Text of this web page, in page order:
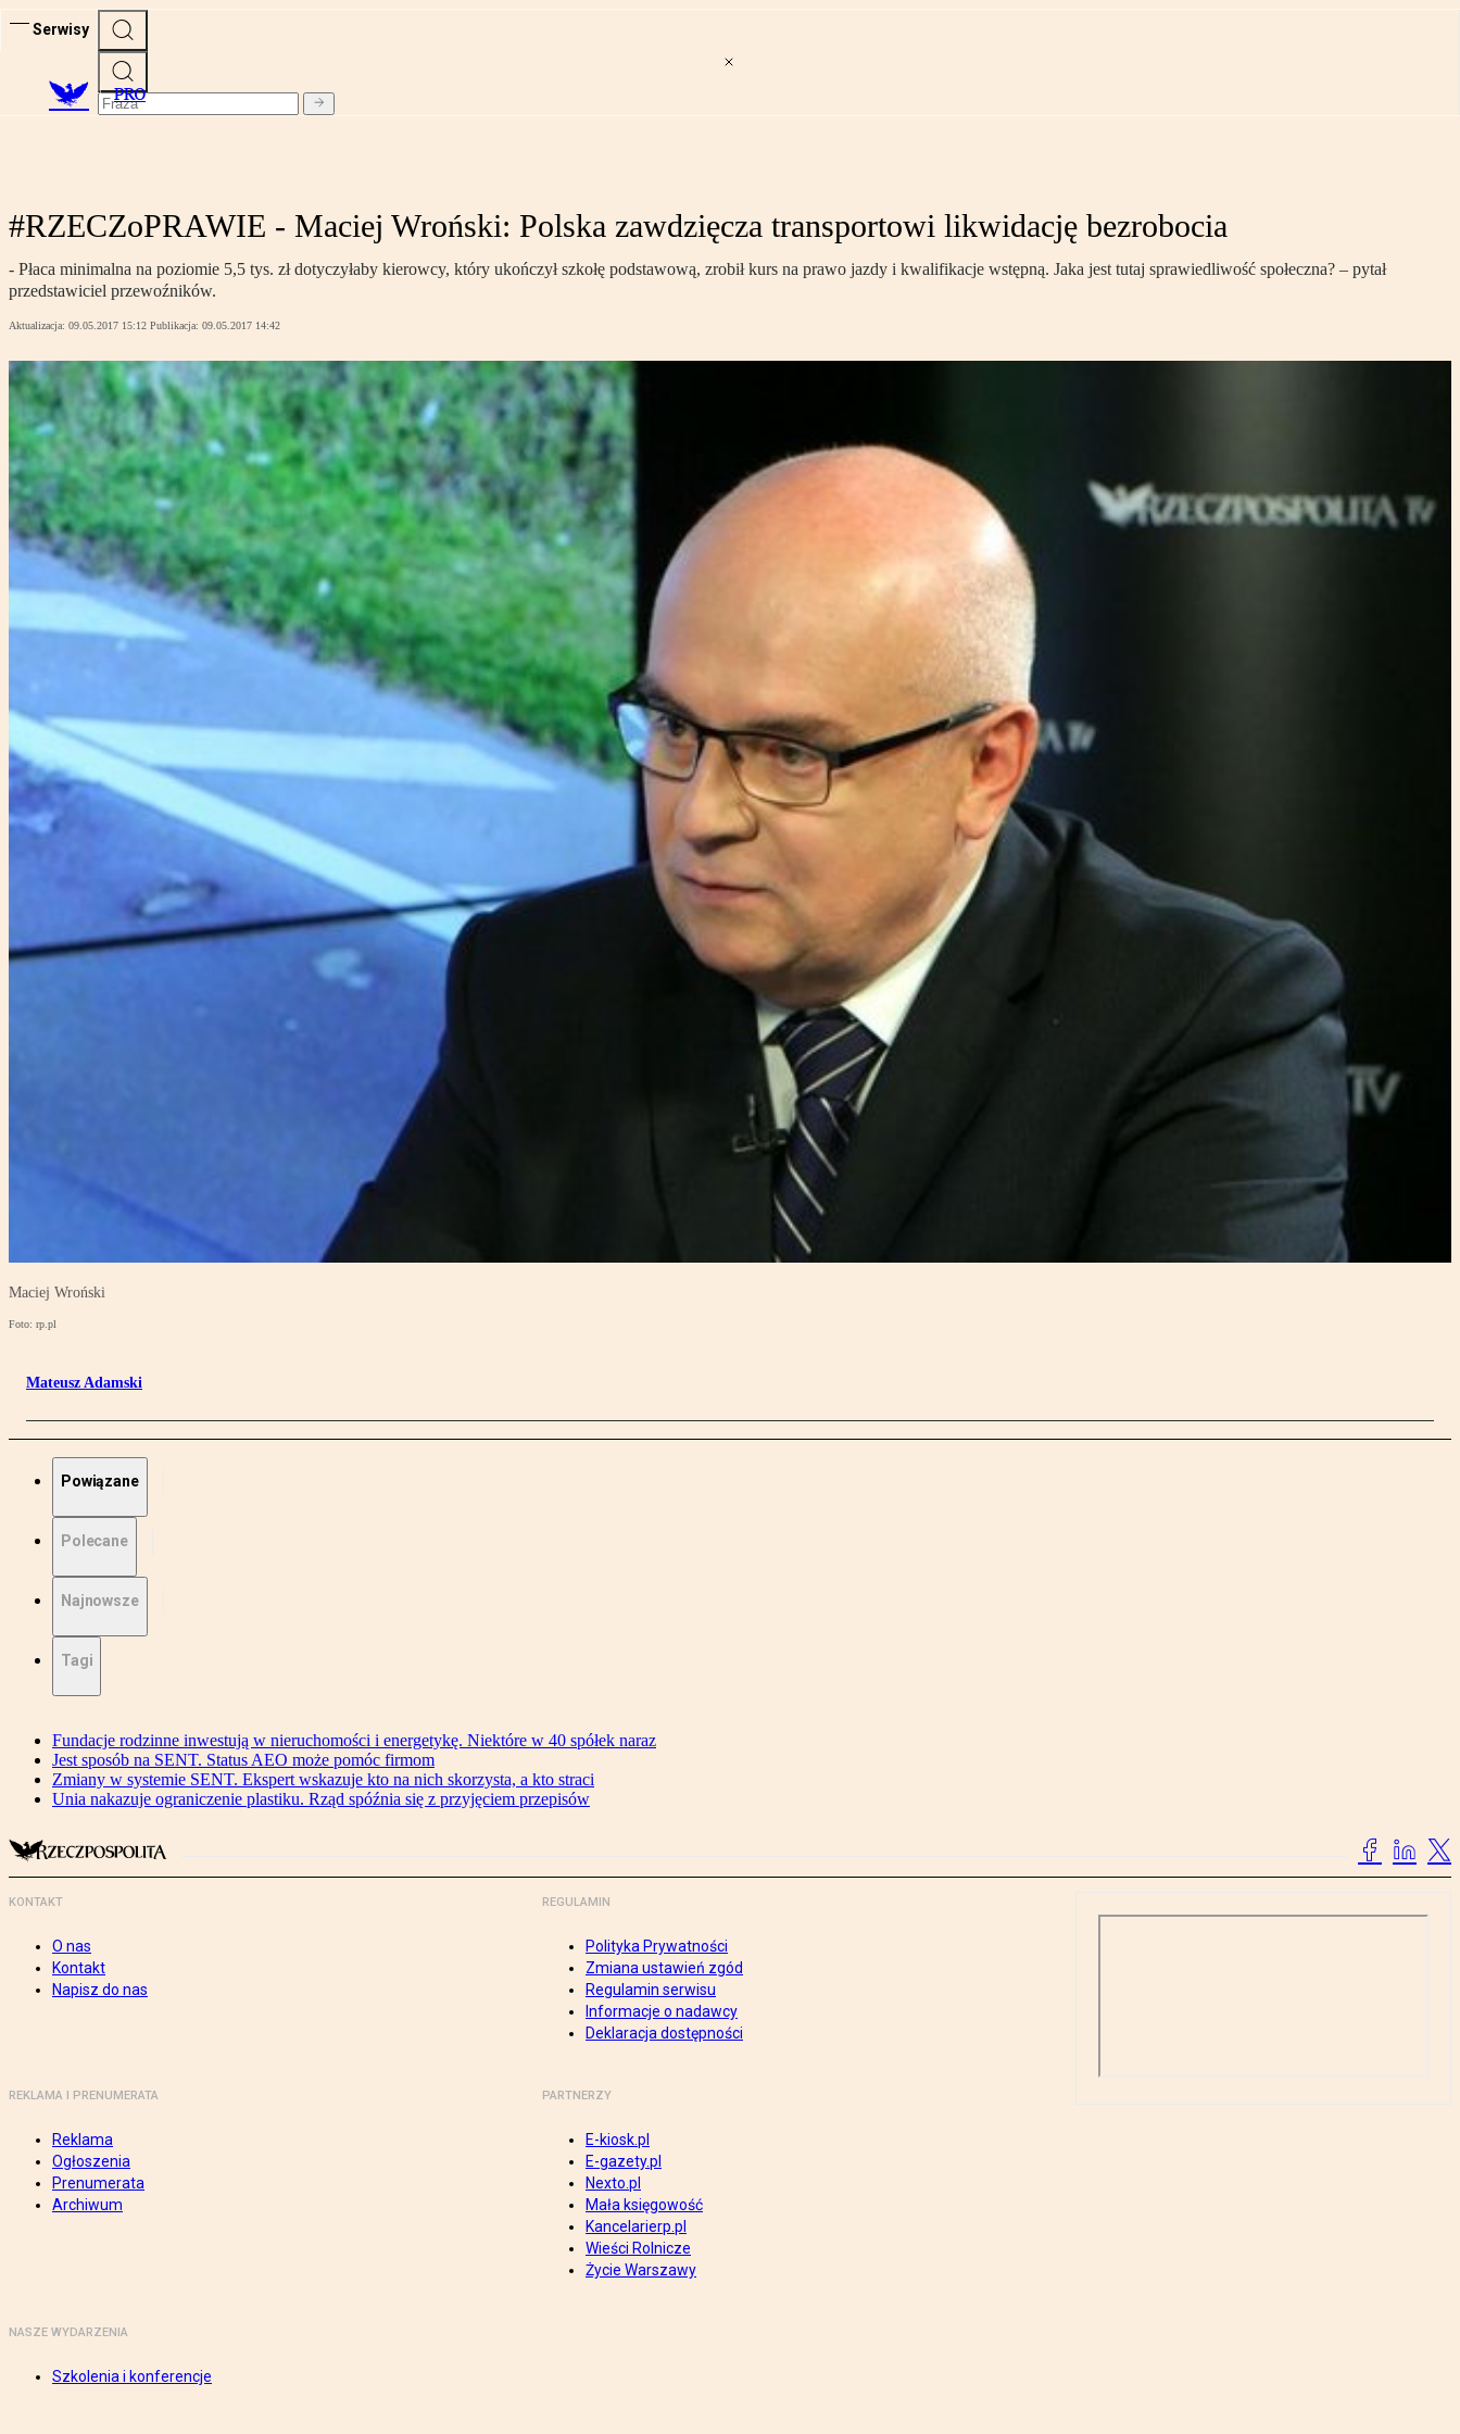
Serwisy
PRO
#RZECZoPRAWIE - Maciej Wroński: Polska zawdzięcza transportowi likwidację bezrobocia
- Płaca minimalna na poziomie 5,5 tys. zł dotyczyłaby kierowcy, który ukończył szkołę podstawową, zrobił kurs na prawo jazdy i kwalifikacje wstępną. Jaka jest tutaj sprawiedliwość społeczna? – pytał
przedstawiciel przewoźników.
Aktualizacja: 09.05.2017 15:12 Publikacja: 09.05.2017 14:42
Maciej Wroński
Foto: rp.pl
Mateusz Adamski
Powiązane
Polecane
Najnowsze
Tagi
Fundacje rodzinne inwestują w nieruchomości i energetykę. Niektóre w 40 spółek naraz
Jest sposób na SENT. Status AEO może pomóc firmom
Zmiany w systemie SENT. Ekspert wskazuje kto na nich skorzysta, a kto straci
Unia nakazuje ograniczenie plastiku. Rząd spóźnia się z przyjęciem przepisów
KONTAKT
O nas
Kontakt
Napisz do nas
REGULAMIN
Polityka Prywatności
Zmiana ustawień zgód
Regulamin serwisu
Informacje o nadawcy
Deklaracja dostępności
REKLAMA I PRENUMERATA
Reklama
Ogłoszenia
Prenumerata
Archiwum
PARTNERZY
E-kiosk.pl
E-gazety.pl
Nexto.pl
Mała księgowość
Kancelarierp.pl
Wieści Rolnicze
Życie Warszawy
NASZE WYDARZENIA
Szkolenia i konferencje